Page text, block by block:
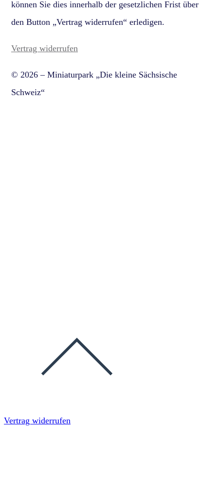
können Sie dies innerhalb der gesetzlichen Frist über
den Button „Vertrag widerrufen“ erledigen.
Vertrag widerrufen
© 2026 – Miniaturpark „Die kleine Sächsische
Schweiz“
Vertrag widerrufen